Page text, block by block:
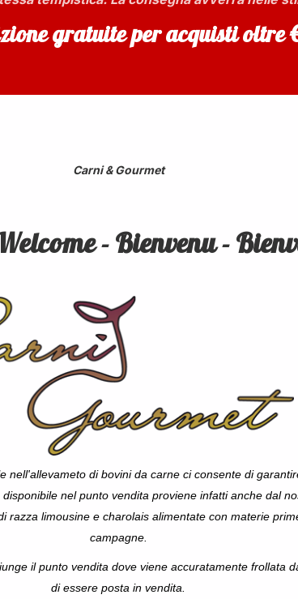
gratuite per acquisti oltre
-Bienvenu -B
Carni & Gourmet
nell'allevameto di bovini da carne ci consente di
nel punto vendita proviene infatti anche dal
razza limousine e charolais alimentate con materie
campagne.
il punto vendita dove viene accuratamente frollata
di essere posta in vendita.